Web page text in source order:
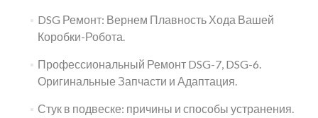
DSG Ремонт: Вернем Плавность Хода Вашей
Коробки-Робота.
Профессиональный Ремонт DSG-7, DSG-6.
Оригинальные Запчасти и Адаптация.
Стук в подвеске: причины и способы устранения.